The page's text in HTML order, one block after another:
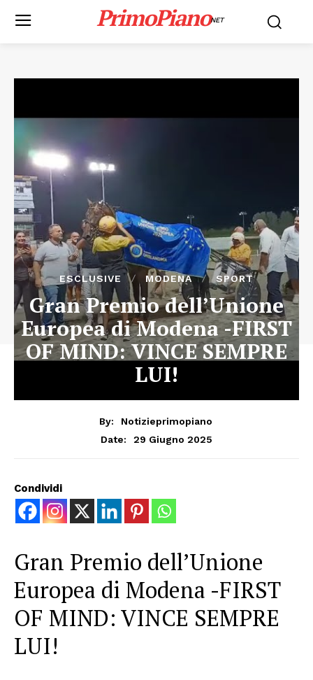
PrimoPianoNET
ESCLUSIVE MODENA SPORT
Gran Premio dell’Unione
Europea di Modena -FIRST
OF MIND: VINCE SEMPRE
LUI!
By:
Notizieprimopiano
Date:
29 Giugno 2025
Condividi
Gran Premio dell’Unione
Europea di Modena -FIRST
OF MIND: VINCE SEMPRE
LUI!